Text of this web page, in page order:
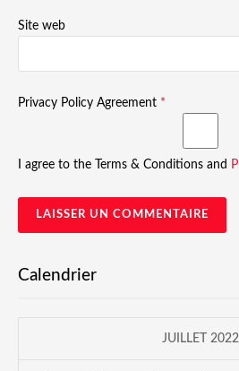
Site web
Privacy Policy Agreement *
I agree to the Terms & Conditions and
Calendrier
JUILLET 2022